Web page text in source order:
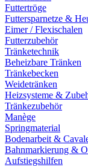
Futtertröge
Futtersparnetze &
Eimer / Flexischalen
Futterzubehör
Tränketechnik
Beheizbare Tränken
Tränkebecken
Weidetränken
Heizsysteme &
Tränkezubehör
Manège
Springmaterial
Bodenarbeit &
Bahnmarkierung &
Aufstiegshilfen